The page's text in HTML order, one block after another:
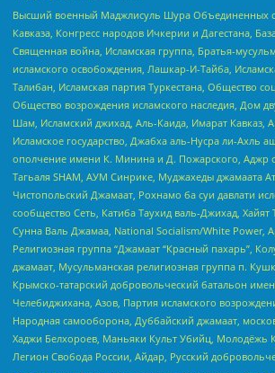
Высший военный Маджлисуль Шура Объединенных
Кавказа, Конгресс народов Ичкерии и Дагестана,
Священная война, Исламская группа, Братья-
исламского освобождения, Лашкар-И-Тайба,
Талибан, Исламская партия Туркестана, Общество
Общество возрождения исламского наследия, Дом
Шам, Исламский джихад, Аль-Каида, Имарат Кавказ,
Исламское государство, Джабха аль-Нусра ли-Ахль
ополчение имени К. Минина и Д. Пожарского, Аджр
Тагьаля SHAM, АУМ Синрике, Муджахеды джамаата
Чистопольский Джамаат, Рохнамо ба суи давлати
сообщество Сеть, Катиба Таухид валь-Джихад,
Сунна Валь Джамаа, National Socialism/White Power,
Религиозная группа “Джамаат “Красный пахарь”,
джамаат, Мусульманская религиозная группа п.
Крымско-татарский добровольческий батальон
Челебиджихана, Азов, Партия исламского
Народная самооборона, Дуббайский джамаат,
Хаджи Белхороев, Маньяки Культ Убийц, Молодёжь
Легион Свобода России, Айдар, Русский